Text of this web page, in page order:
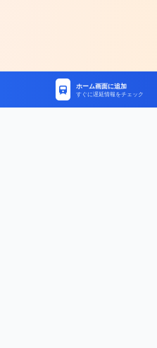
ホーム画面に追加
すぐに遅延情報をチェック